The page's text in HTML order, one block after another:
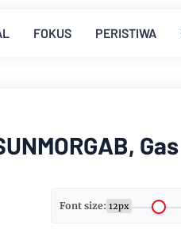
FOKUS PERISTIWA
Font size: 12px